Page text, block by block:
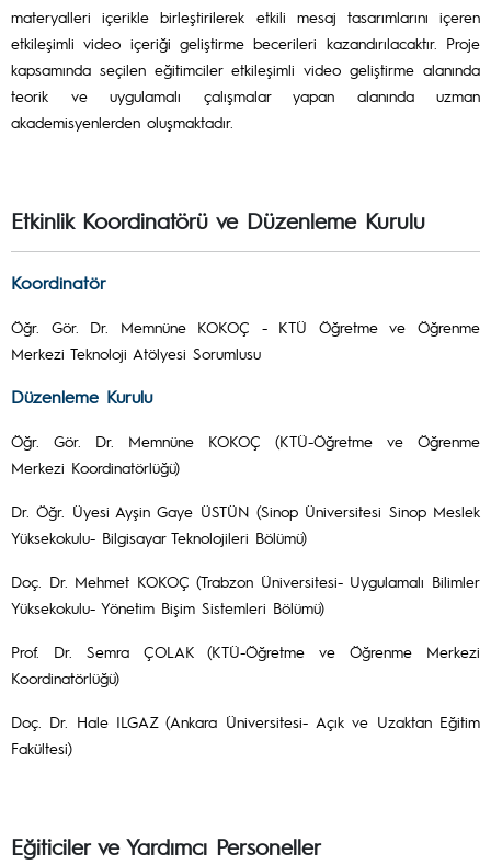
materyalleri içerikle birleştirilerek etkili mesaj tasarımlarını içeren
etkileşimli video içeriği geliştirme becerileri kazandırılacaktır. Proje
kapsamında seçilen eğitimciler etkileşimli video geliştirme alanında
teorik ve uygulamalı çalışmalar yapan alanında uzman
akademisyenlerden oluşmaktadır.
Etkinlik Koordinatörü ve Düzenleme Kurulu
Koordinatör
Öğr. Gör. Dr. Memnüne KOKOÇ - KTÜ Öğretme ve Öğrenme
Merkezi Teknoloji Atölyesi Sorumlusu
Düzenleme Kurulu
Öğr. Gör. Dr. Memnüne KOKOÇ (KTÜ-Öğretme ve Öğrenme
Merkezi Koordinatörlüğü)
Dr. Öğr. Üyesi Ayşin Gaye ÜSTÜN (Sinop Üniversitesi Sinop Meslek
Yüksekokulu- Bilgisayar Teknolojileri Bölümü)
Doç. Dr. Mehmet KOKOÇ (Trabzon Üniversitesi- Uygulamalı Bilimler
Yüksekokulu- Yönetim Bişim Sistemleri Bölümü)
Prof. Dr. Semra ÇOLAK (KTÜ-Öğretme ve Öğrenme Merkezi
Koordinatörlüğü)
Doç. Dr. Hale ILGAZ (Ankara Üniversitesi- Açık ve Uzaktan Eğitim
Fakültesi)
Eğiticiler ve Yardımcı Personeller